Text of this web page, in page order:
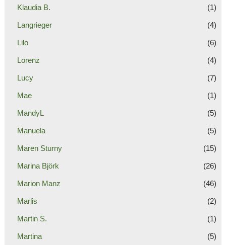
Klaudia B. (1)
Langrieger (4)
Lilo (6)
Lorenz (4)
Lucy (7)
Mae (1)
MandyL (5)
Manuela (5)
Maren Sturny (15)
Marina Björk (26)
Marion Manz (46)
Marlis (2)
Martin S. (1)
Martina (5)